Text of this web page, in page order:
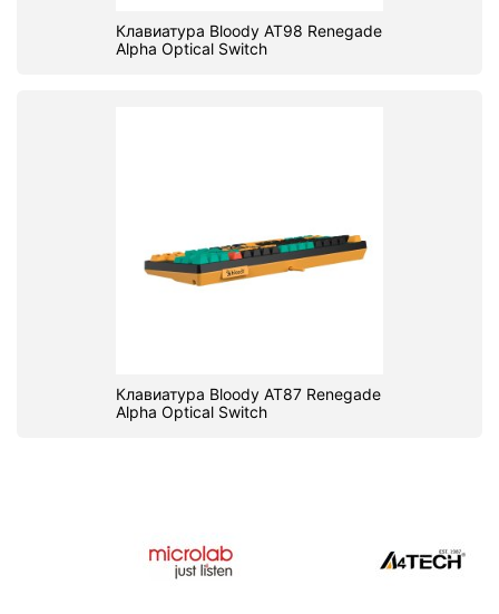
Клавиатура Bloody AT98 Renegade
Alpha Optical Switch
Клавиатура Bloody AT87 Renegade
Alpha Optical Switch